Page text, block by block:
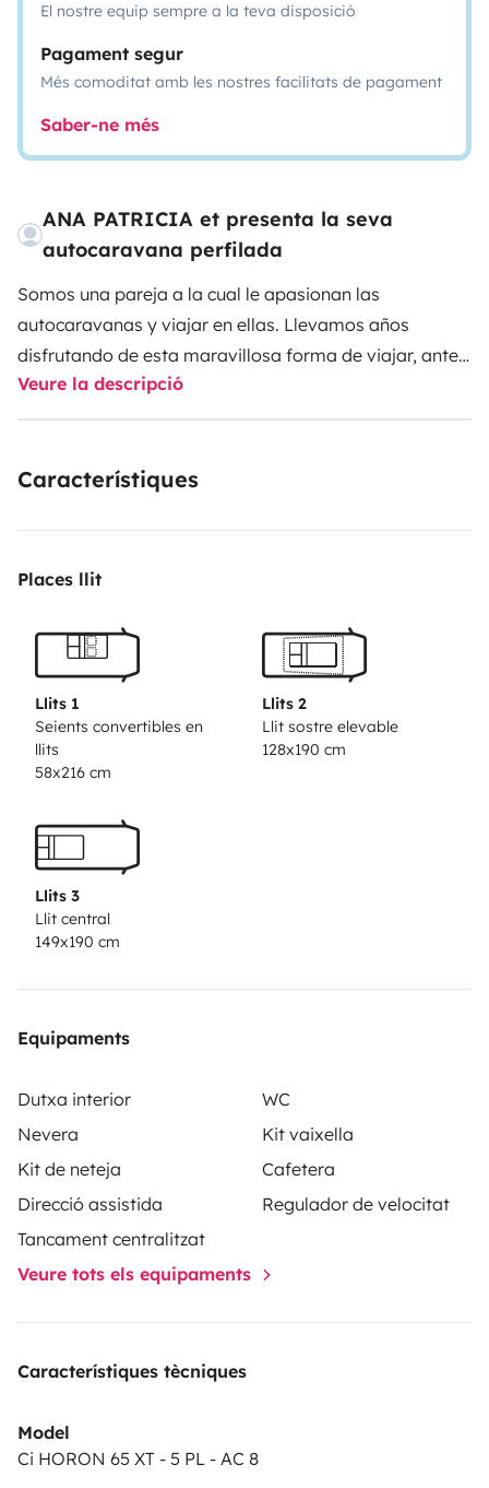
El nostre equip sempre a la teva disposició
Pagament segur
Més comoditat amb les nostres facilitats de pagament
Saber-ne més
ANA PATRICIA et presenta la seva
autocaravana perfilada
Somos una pareja a la cual le apasionan las
autocaravanas y viajar en ellas. Llevamos años
disfrutando de esta maravillosa forma de viajar, antes
con vehículos de alquiler, y ahora con nuestra propia
autocaravana recién adquirida y nuevecita.La
creemos hace una autocaravana cómoda para vivir y
techo, para que no ocupe espacio en el día a día. La
disfrutar de ella a 5 personas sin apreturas. Es fácil de
conducir y aparcar, siempre teniendo en cuenta sus
dimensiones, por lo que no requiere mucho
esfuerzo. Estaremos encantados de responder
cualquier duda que tengáis sobre el funcionamiento
del vehículo o sobre las diversas rutas que vayáis a
hacer, ya que tenemos una amplia experiencia.
Veure la descripció
Característiques
Places llit
Llits 1
Seients convertibles en
llits
58x216 cm
Llits 2
Llit sostre elevable
128x190 cm
Llits 3
Llit central
149x190 cm
Equipaments
Dutxa interior
WC
Nevera
Kit vaixella
Kit de neteja
Cafetera
Direcció assistida
Regulador de velocitat
Tancament centralitzat
Veure tots els equipaments
Característiques tècniques
Model
Ci HORON 65 XT - 5 PL - AC 8